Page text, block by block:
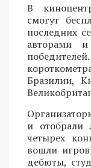
В
смогут
последних
авторами
Бразилии,
и отобрали
четырех
вошли
дебюты,